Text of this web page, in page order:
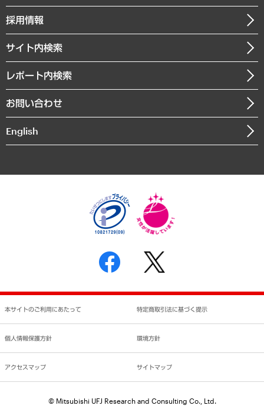
GRC（ガバナンス・リスク・コンプライアンス）・防災（政策）
経済・産業・雇用・労働
まちづくり・観光・交通・スポーツ・スマートシティ
自然資源・農林水産業・食料システム
経営用語集
受託・受注実績（官公庁関連）
メディア掲載・出演
社長メッセージ
会社概要
沿革
組織図・本部部室紹介
インドネシア現地法人
個人情報保護方針
反社会的勢力に対する基本方針
書面による個人情報の開示等の請求の手続きについて
ニュースリリース
お知らせ
採用情報
サイト内検索
レポート内検索
お問い合わせ
English
本サイトのご利用にあたって 特定商取引法に基づく提示
個人情報保護方針 環境方針
アクセスマップ サイトマップ
© Mitsubishi UFJ Research and Consulting Co., Ltd.